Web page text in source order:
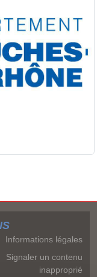
Informations légales
Signaler un contenu
inapproprié